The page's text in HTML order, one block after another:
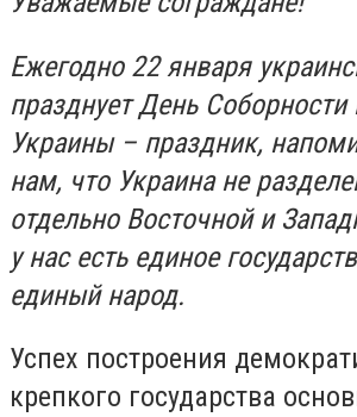
Ежегодно 22 января
празднует День
Украины – праздник,
нам, что Украина не
отдельно Восточной и
у нас есть единое
единый народ.
Успех построения
крепкого государства